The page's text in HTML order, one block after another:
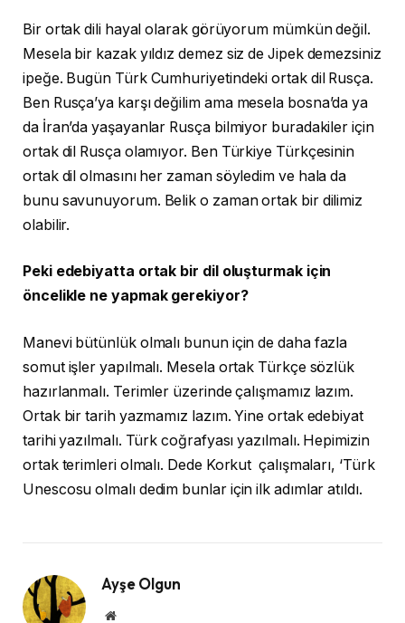
Bir ortak dili hayal olarak görüyorum mümkün değil.
Mesela bir kazak yıldız demez siz de Jipek demezsiniz
ipeğe. Bugün Türk Cumhuriyetindeki ortak dil Rusça.
Ben Rusça’ya karşı değilim ama mesela bosna’da ya
da İran’da yaşayanlar Rusça bilmiyor buradakiler için
ortak dil Rusça olamıyor. Ben Türkiye Türkçesinin
ortak dil olmasını her zaman söyledim ve hala da
bunu savunuyorum. Belik o zaman ortak bir dilimiz
olabilir.
Peki edebiyatta ortak bir dil oluşturmak için
öncelikle ne yapmak gerekiyor?
Manevi bütünlük olmalı bunun için de daha fazla
somut işler yapılmalı. Mesela ortak Türkçe sözlük
hazırlanmalı. Terimler üzerinde çalışmamız lazım.
Ortak bir tarih yazmamız lazım. Yine ortak edebiyat
tarihi yazılmalı. Türk coğrafyası yazılmalı. Hepimizin
ortak terimleri olmalı. Dede Korkut çalışmaları, ‘Türk
Unescosu olmalı dedim bunlar için ilk adımlar atıldı.
Ayşe Olgun
Website